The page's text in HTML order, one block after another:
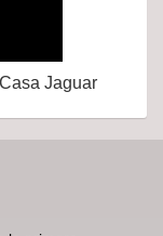
Jaguar